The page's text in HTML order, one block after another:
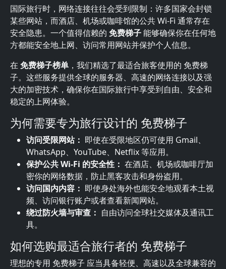
国际旅行时，网络连接往往会受到限制：许多国家会封锁
某些网站，而酒店、机场或咖啡馆的公共 Wi-Fi 通常存在
安全隐患。一个值得信赖的 免费梯子能够确保你在任何地
方都能安全地上网、访问常用网站并保护个人信息。
在 免费梯子榜单 ，我们精选了最适合旅客使用的 免费梯
子。这些服务提供全球的服务器、高速的网络连接以及强
大的加密技术，确保你在国际旅行中享受到自由、安全和
稳定的上网体验。
为何需要专为旅行设计的 免费梯子
访问受限网站： 即使在受限地区仍可使用 Gmail、
WhatsApp、YouTube、Netflix 等应用。
保护公共 Wi-Fi 的安全性： 在酒店、机场或咖啡厅加
密你的网络数据，防止黑客攻击和身份盗用。
访问国内内容： 即使身处海外也能安全地观看本土视
频、访问银行账户或者查看新闻网站。
绕过防火墙与审查： 自由访问全球社交媒体及通讯工
具。
如何选购最适合旅行者的 免费梯子
理想的专用 免费梯子 应当具备轻便、高速以及全球兼容的